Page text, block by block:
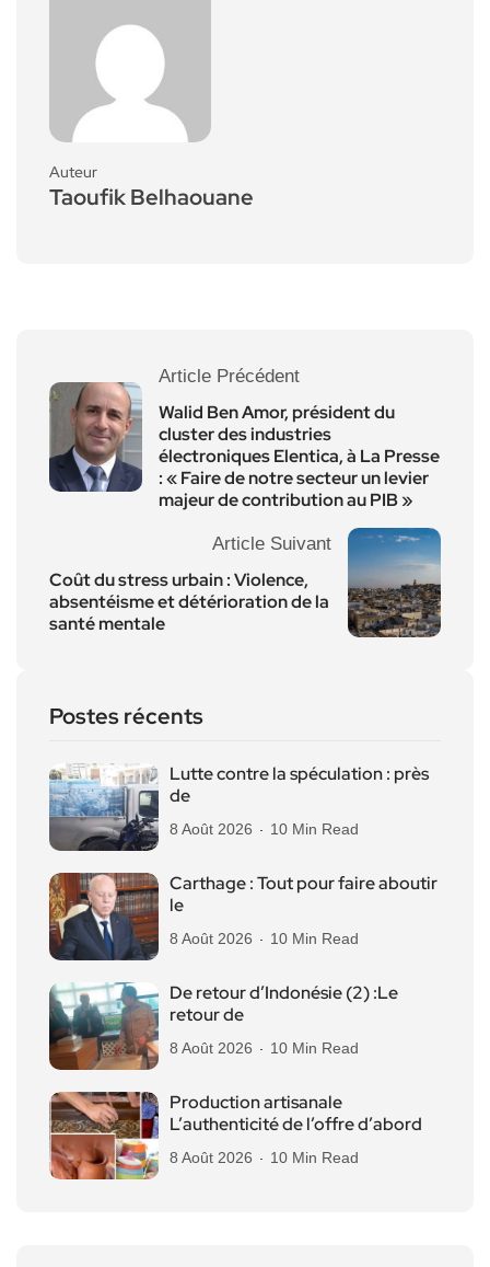
Auteur
Taoufik Belhaouane
Article Précédent
Walid Ben Amor, président du
cluster des industries
électroniques Elentica, à La Presse
: « Faire de notre secteur un levier
majeur de contribution au PIB »
Article Suivant
Coût du stress urbain : Violence,
absentéisme et détérioration de la
santé mentale
Postes récents
Lutte contre la spéculation : près
de
8 Août 2026 10 Min Read
Carthage : Tout pour faire aboutir
le
8 Août 2026 10 Min Read
De retour d’Indonésie (2) :Le
retour de
8 Août 2026 10 Min Read
Production artisanale
L’authenticité de l’offre d’abord
8 Août 2026 10 Min Read